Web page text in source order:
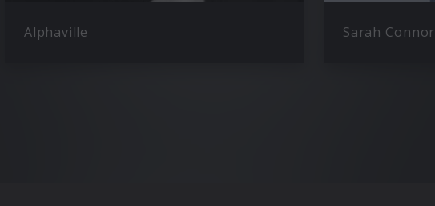
Alphaville Sarah Connor